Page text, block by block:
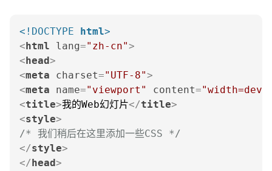
<!DOCTYPE html>
<html lang="zh-cn">
<head>
<meta charset="UTF-8">
<meta name="viewport" content=
<title>我的Web幻灯片</title>
<style>
/* 我们稍后在这里添加一些CSS */
</style>
</head>